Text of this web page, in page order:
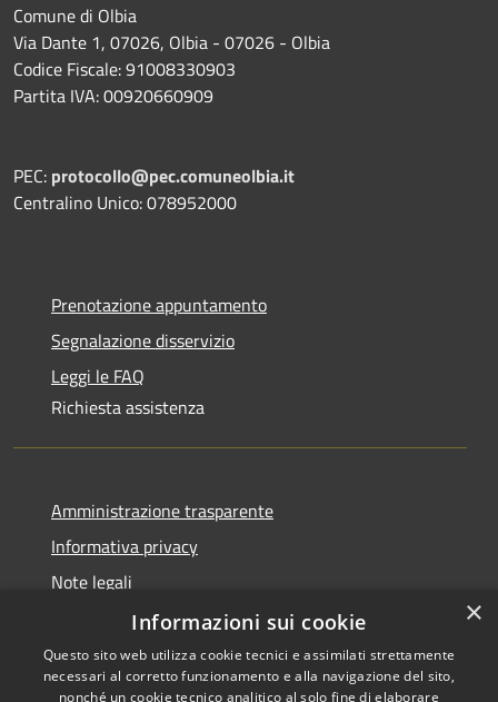
Comune di Olbia
Via Dante 1, 07026, Olbia - 07026 - Olbia
Codice Fiscale: 91008330903
Partita IVA: 00920660909
PEC: protocollo@pec.comuneolbia.it
Centralino Unico: 078952000
Prenotazione appuntamento
Segnalazione disservizio
Leggi le FAQ
Richiesta assistenza
Amministrazione trasparente
Informativa privacy
Note legali
Dichiarazione di accessibilità
×
Informazioni sui cookie
Questo sito web utilizza cookie tecnici e assimilati strettamente
necessari al corretto funzionamento e alla navigazione del sito,
nonché un cookie tecnico analitico al solo fine di elaborare